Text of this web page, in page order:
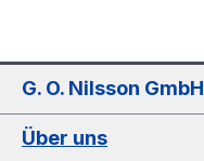
G. O. Nilsson GmbH
Über uns